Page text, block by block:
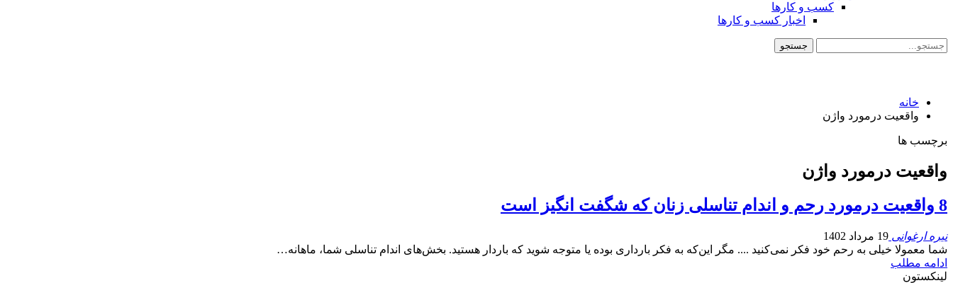
کسب و کارها
اخبار کسب و کارها
خانه
واقعیت درمورد واژن
برچسب ها
واقعیت درمورد واژن
8 واقعیت درمورد رحم و اندام تناسلی زنان که شگفت انگیز است
نیره ارغوانی 19 مرداد 1402
شما معمولا خیلی به رحم خود فکر نمی‌کنید .... مگر این‌که به فکر بارداری بوده یا متوجه شوید که باردار هستید. بخش‌های اندام تناسلی شما، ماهانه…
ادامه مطلب
لینکستون